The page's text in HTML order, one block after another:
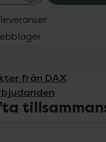
från DAX